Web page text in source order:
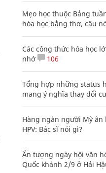
Mẹo học thuộc Bảng
hóa học bằng thơ, câu
Các công thức hóa học
nhớ
106
Tổng hợp những status
mang ý nghĩa thay đổi
Hàng ngàn người Mỹ ân
HPV: Bác sĩ nói gì?
Ấn tượng ngày hội văn
Quốc khánh 2/9 ở Hải